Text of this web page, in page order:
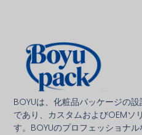
BOYUは、化粧品パッケージの
であり、カスタムおよびOEMソ
す。BOYUのプロフェッショナ